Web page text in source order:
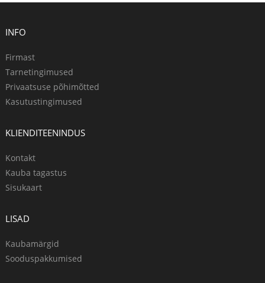
INFO
Firmast
Tarnetingimused
Privaatsuse põhimõtted
Kasutustingimused
KLIENDITEENINDUS
Kontakt
Kauba tagastus
Sisukaart
LISAD
Kaubamärgid
Sooduspakkumised